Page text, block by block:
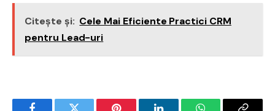
Citește și: Cele Mai Eficiente Practici CRM
pentru Lead-uri